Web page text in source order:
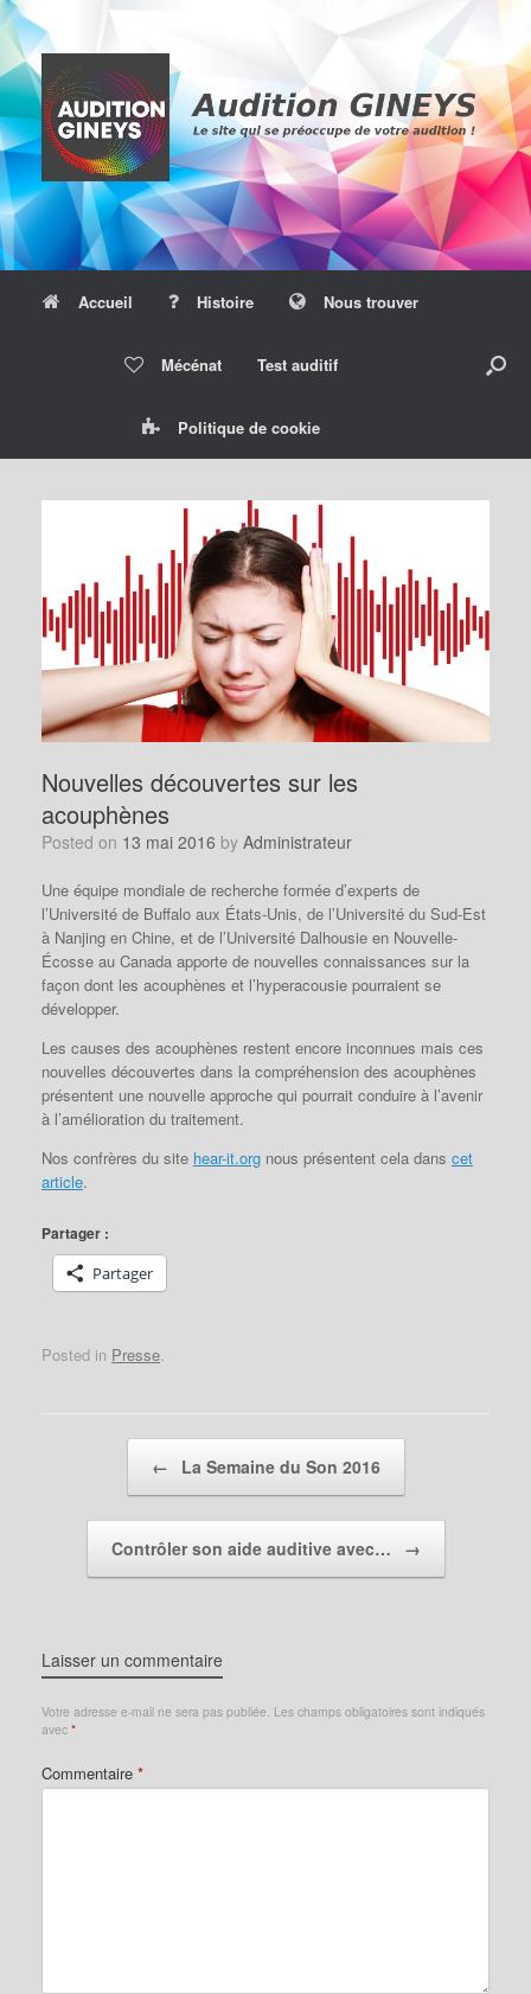
Skip
content
Accueil Histoire Nous trouver
Mécénat Test auditif
Politique de cookie
Nouvelles découvertes sur les
acouphènes
Posted on 13 mai 2016 by Administrateur
Une équipe mondiale de recherche formée d’experts de
l’Université de Buffalo aux États-Unis, de l’Université du Sud-Est
à Nanjing en Chine, et de l’Université Dalhousie en Nouvelle-
Écosse au Canada apporte de nouvelles connaissances sur la
façon dont les acouphènes et l’hyperacousie pourraient se
développer.
Les causes des acouphènes restent encore inconnues mais ces
nouvelles découvertes dans la compréhension des acouphènes
présentent une nouvelle approche qui pourrait conduire à l’avenir
à l’amélioration du traitement.
Nos confrères du site hear-it.org nous présentent cela dans cet
article.
Partager :
Partager
Posted in Presse.
← La Semaine du Son 2016
Contrôler son aide auditive avec… →
Laisser un commentaire
Votre adresse e-mail ne sera pas publiée. Les champs obligatoires sont indiqués
avec *
Commentaire *